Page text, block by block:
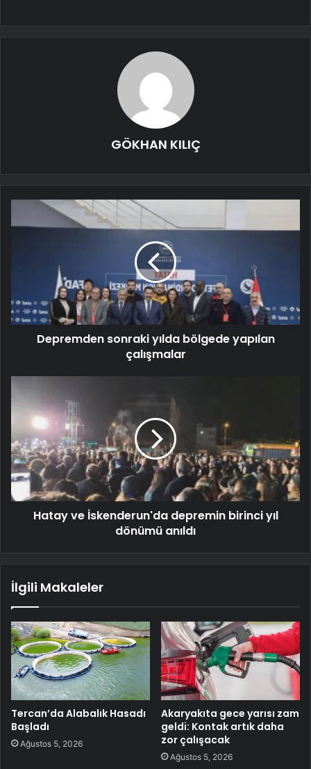
GÖKHAN KILIÇ
Depremden sonraki yılda bölgede yapılan
çalışmalar
Hatay ve İskenderun'da depremin birinci yıl
dönümü anıldı
İlgili Makaleler
Tercan’da Alabalık Hasadı
Başladı
Ağustos 5, 2026
Akaryakıta gece yarısı zam
geldi: Kontak artık daha
zor çalışacak
Ağustos 5, 2026